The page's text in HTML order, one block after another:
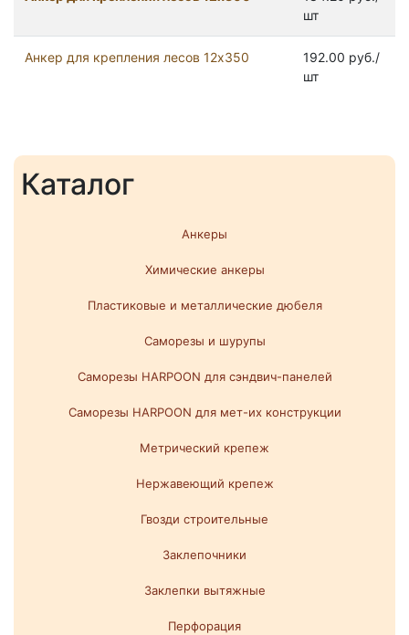
Каталог
Анкеры
Химические анкеры
Пластиковые и металлические дюбеля
Саморезы и шурупы
Саморезы HARPOON для сэндвич-панелей
Саморезы HARPOON для мет-их конструкции
Метрический крепеж
Нержавеющий крепеж
Гвозди строительные
Заклепочники
Заклепки вытяжные
Перфорация
шт
Анкер для крепления лесов 12х350
192.00 руб./
шт